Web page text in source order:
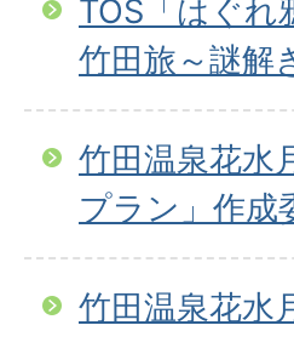
TOS「はぐれ
竹田旅～謎解
竹田温泉花水
プラン」作成
竹田温泉花水